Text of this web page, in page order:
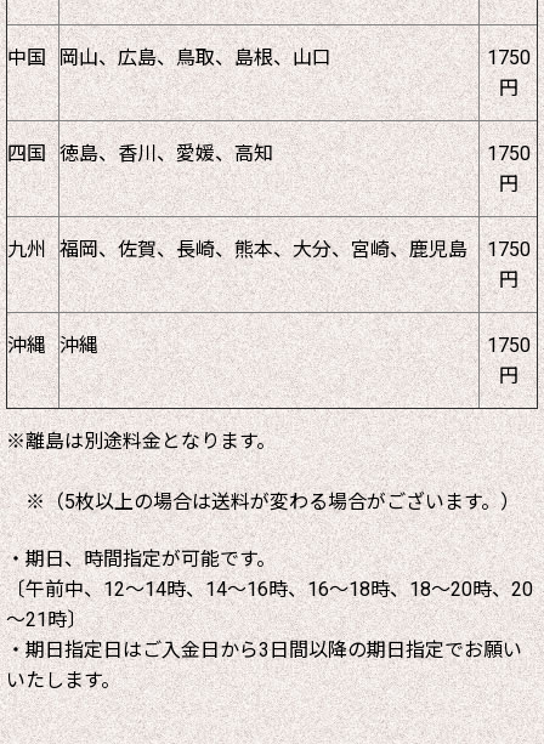
中国 岡山、広島、鳥取、島根、山口
1750
円
四国 徳島、香川、愛媛、高知
1750
円
九州 福岡、佐賀、長崎、熊本、大分、宮崎、鹿児島
1750
円
沖縄 沖縄
1750
円
※離島は別途料金となります。
※（5枚以上の場合は送料が変わる場合がございます。）
・期日、時間指定が可能です。
〔午前中、12～14時、14～16時、16～18時、18～20時、20
～21時〕
・期日指定日はご入金日から3日間以降の期日指定でお願い
いたします。